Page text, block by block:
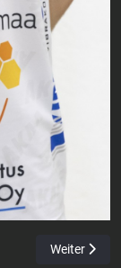
und siegen
Nächster
Weiter